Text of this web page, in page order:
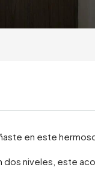
en este
dos niveles, este